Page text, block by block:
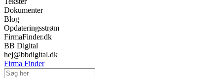
Dokumenter
Blog
Opdateringsstrøm
FirmaFinder.dk
BB Digital
hej@bbdigital.dk
Firma Finder